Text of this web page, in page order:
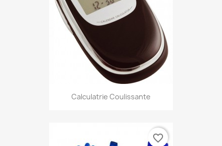
Calculatrie Coulissante
favorite_border